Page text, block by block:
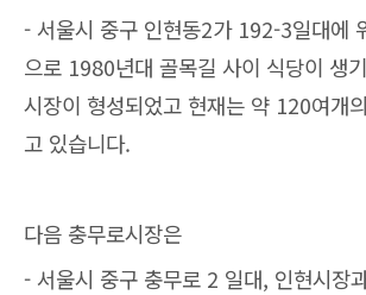
- 서울시 중구 인현동2가 192-3일대에
으로 1980년대 골목길 사이 식당이 생
시장이 형성되었고 현재는 약 120여개
고 있습니다.
다음 충무로시장은
- 서울시 중구 충무로 2 일대, 인현시장